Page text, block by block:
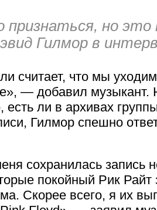
но это
Гилмор в
считает, что мы
— добавил музыкант.
есть ли в архивах
Гилмор спешно
сохранилась запись
покойный Рик Райт
Скорее всего, я их